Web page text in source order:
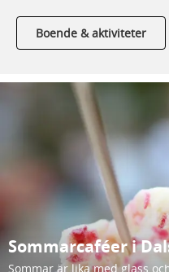
Boende & aktiviteter
Sommarcaféer i
Sommar är lika med glass